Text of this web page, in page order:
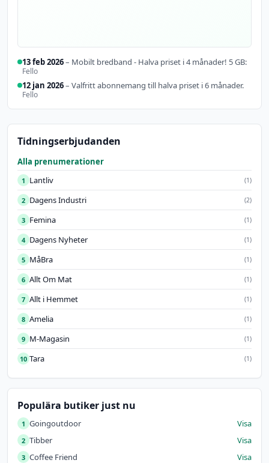
12 jan
2026
Valfritt
abonn…
13 feb 2026– Mobilt bredband - Halva priset i 4 månader! 5 GB:
Fello
12 jan 2026– Valfritt abonnemang till halva priset i 6 månader.
Fello
Tidningserbjudanden
Alla prenumerationer
1 Lantliv (1)
2 Dagens Industri (2)
3 Femina (1)
4 Dagens Nyheter (1)
5 MåBra (1)
6 Allt Om Mat (1)
7 Allt i Hemmet (1)
8 Amelia (1)
9 M-Magasin (1)
10 Tara (1)
Populära butiker just nu
1 Goingoutdoor Visa
2 Tibber Visa
3 Coffee Friend Visa